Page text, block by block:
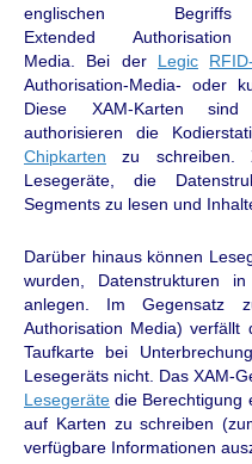
englischen Begriffs
Extended Authorisation
Media. Bei der
Legic
Authorisation-Media- oder
Diese XAM-Karten
authorisieren die
Chipkarten zu schreiben.
Lesegeräte, die
Segments zu lesen und
Darüber hinaus können
wurden, Datenstrukturen
anlegen. Im Gegensatz
Authorisation Media) verfällt
Taufkarte bei
Lesegeräts nicht. Das XAM-
Lesegeräte die Berechtigung
auf Karten zu schreiben
verfügbare Informationen